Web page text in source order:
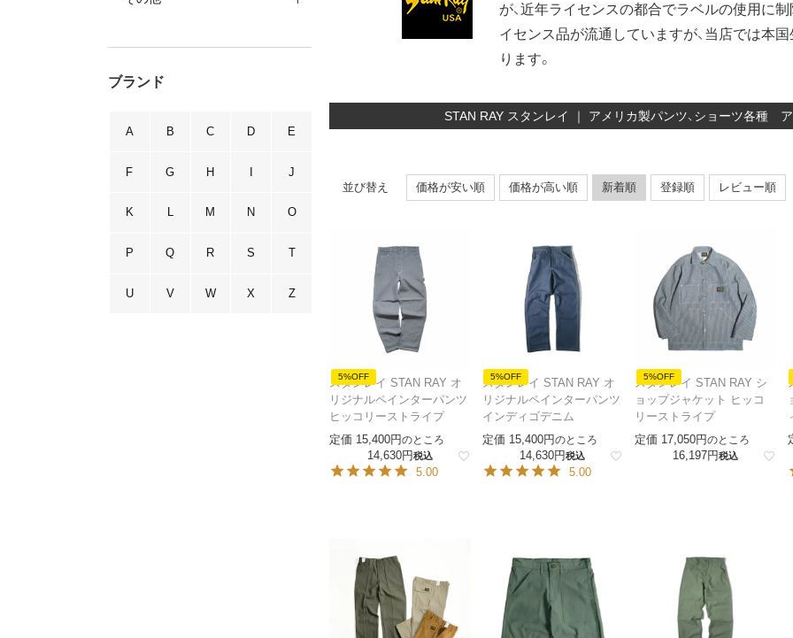
ブランド
A B C D E
F G H I J
K L M N O
P Q R S T
U V W X Z
が、近年ライセンスの都合でラベルの使用に
イセンス品が流通していますが、当店では本
ります。
STAN RAY スタンレイ ｜ アメリカ製パンツ、ショーツ各種
並び替え 価格が安い順 価格が高い順 新着順 登録順 レビュー順
5%OFF
スタンレイ STAN RAY オ
リジナルペインターパンツ
ヒッコリーストライプ
定価 15,400 のところ
14,630 税込
5.00
5%OFF
スタンレイ STAN RAY オ
リジナルペインターパンツ
インディゴデニム
定価 15,400 のところ
14,630 税込
5.00
5%OFF
スタンレイ STAN RAY シ
ョップジャケット ヒッコ
リーストライプ
定価 17,050 のところ
16,197 税込